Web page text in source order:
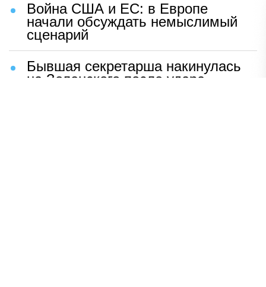
Война США и ЕС: в Европе
начали обсуждать немыслимый
сценарий
Бывшая секретарша накинулась
на Зеленского после удара